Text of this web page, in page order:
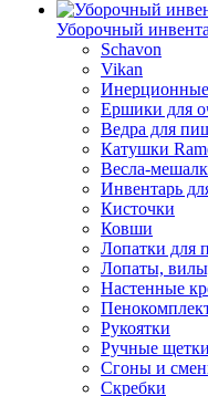
Уборочный
Schavon
Vikan
Ершики для
Ведра для
Катушки
Весла-
Инвентарь
Кисточки
Ковши
Лопатки для
Лопаты,
Настенные
Рукоятки
Ручные щетки
Сгоны и
Скребки